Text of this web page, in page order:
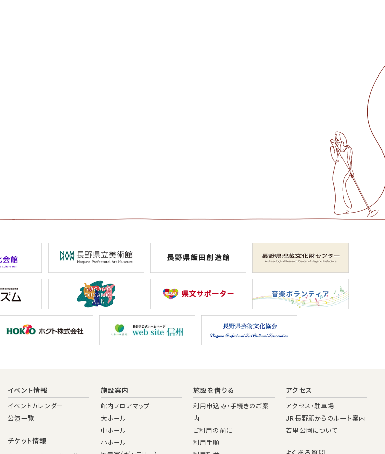
イベント情報
イベントカレンダー
公演一覧
チケット情報
施設案内
館内フロアマップ
大ホール
中ホール
小ホール
施設を借りる
利用申込み・手続きのご案
内
ご利用の前に
利用手順
アクセス
アクセス・駐車場
JR長野駅からのルート案内
若里公園について